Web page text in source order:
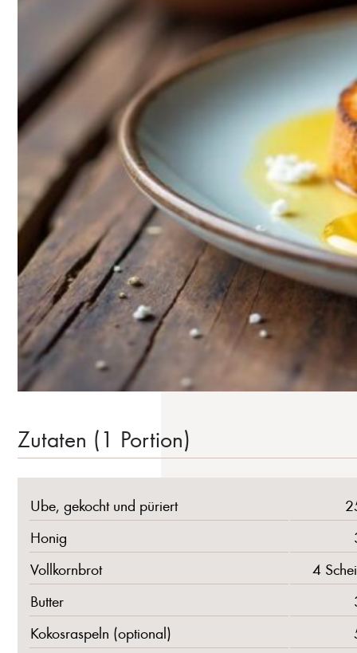
Zutaten (1 Portion)
Ube, gekocht und püriert
Honig
Vollkornbrot
4
Butter
Kokosraspeln (optional)